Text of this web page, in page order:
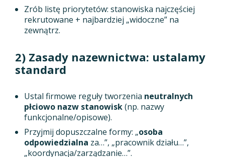
Zrób listę priorytetów: stanowiska najczęściej
rekrutowane + najbardziej „widoczne” na
zewnątrz.
2) Zasady nazewnictwa: ustalamy
standard
Ustal firmowe reguły tworzenia neutralnych
płciowo nazw stanowisk(np. nazwy
funkcjonalne/opisowe).
Przyjmij dopuszczalne formy: „osoba
odpowiedzialna za…”, „pracownik działu…”,
„koordynacja/zarządzanie…”.